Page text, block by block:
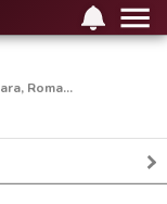
Barbat, 57, Necasatorit, Hunedoara, Romania